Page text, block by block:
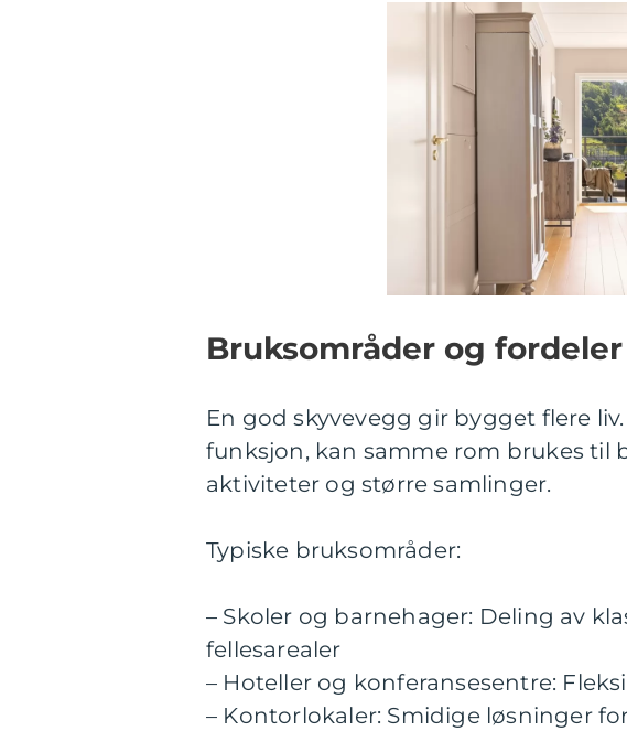
Bruksområder og
En god skyvevegg gir bygget flere
funksjon, kan samme rom brukes til
aktiviteter og større samlinger.
Typiske bruksområder:
– Skoler og barnehager: Deling av
fellesarealer
– Hoteller og konferansesentre:
– Kontorlokaler: Smidige løsninger